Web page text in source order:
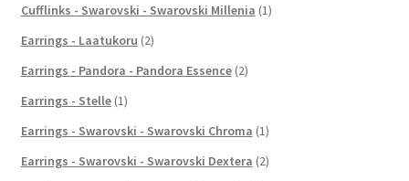
Cufflinks - Swarovski - Swarovski Millenia (1)
Earrings - Laatukoru (2)
Earrings - Pandora - Pandora Essence (2)
Earrings - Stelle (1)
Earrings - Swarovski - Swarovski Chroma (1)
Earrings - Swarovski - Swarovski Dextera (2)